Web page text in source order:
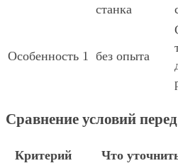
станка
Особенность 1 без опыта
Сравнение условий
Критерий Что